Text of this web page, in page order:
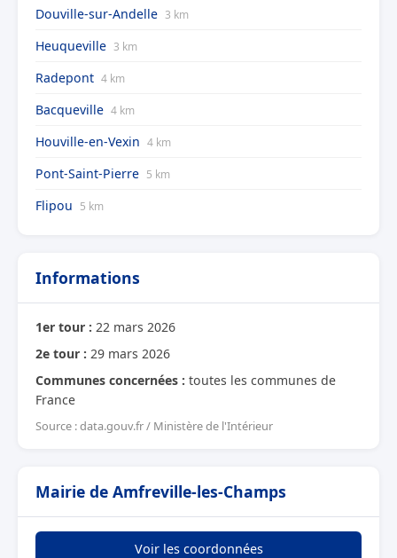
Douville-sur-Andelle 3 km
Heuqueville 3 km
Radepont 4 km
Bacqueville 4 km
Houville-en-Vexin 4 km
Pont-Saint-Pierre 5 km
Flipou 5 km
Informations
1er tour : 22 mars 2026
2e tour : 29 mars 2026
Communes concernées : toutes les communes de
France
Source : data.gouv.fr / Ministère de l'Intérieur
Mairie de Amfreville-les-Champs
Voir les coordonnées